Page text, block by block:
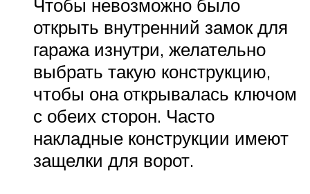
Чтобы невозможно было
открыть внутренний замок для
гаража изнутри, желательно
выбрать такую конструкцию,
чтобы она открывалась ключом
с обеих сторон. Часто
накладные конструкции имеют
защелки для ворот.